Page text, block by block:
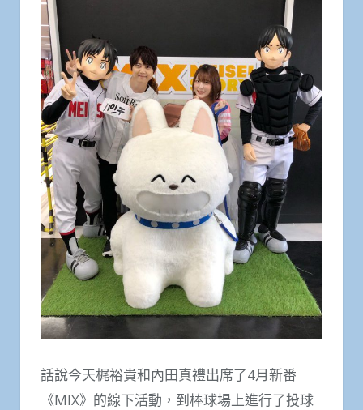
話說今天梶裕貴和內田真禮出席了4月新番
《MIX》的線下活動，到棒球場上進行了投球